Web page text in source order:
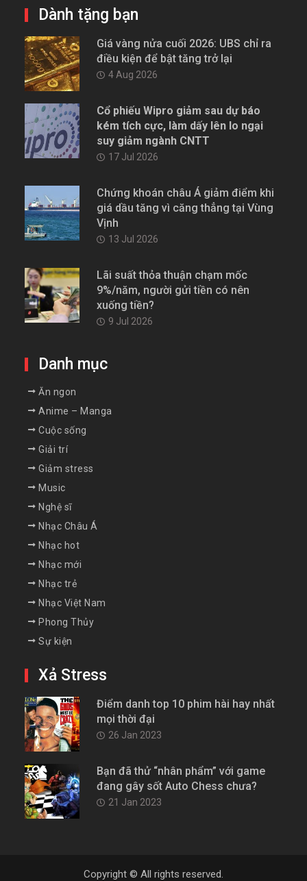
Dành tặng bạn
Giá vàng nửa cuối 2026: UBS chỉ ra
điều kiện để bật tăng trở lại
4 Aug 2026
Cổ phiếu Wipro giảm sau dự báo
kém tích cực, làm dấy lên lo ngại
suy giảm ngành CNTT
17 Jul 2026
Chứng khoán châu Á giảm điểm khi
giá dầu tăng vì căng thẳng tại Vùng
Vịnh
13 Jul 2026
Lãi suất thỏa thuận chạm mốc
9%/năm, người gửi tiền có nên
xuống tiền?
9 Jul 2026
Danh mục
Ăn ngon
Anime – Manga
Cuộc sống
Giải trí
Giảm stress
Music
Nghệ sĩ
Nhạc Châu Á
Nhạc hot
Nhạc mới
Nhạc trẻ
Nhạc Việt Nam
Phong Thủy
Sự kiện
Xả Stress
Điểm danh top 10 phim hài hay nhất
mọi thời đại
26 Jan 2023
Bạn đã thử “nhân phẩm” với game
đang gây sốt Auto Chess chưa?
21 Jan 2023
Copyright © All rights reserved.